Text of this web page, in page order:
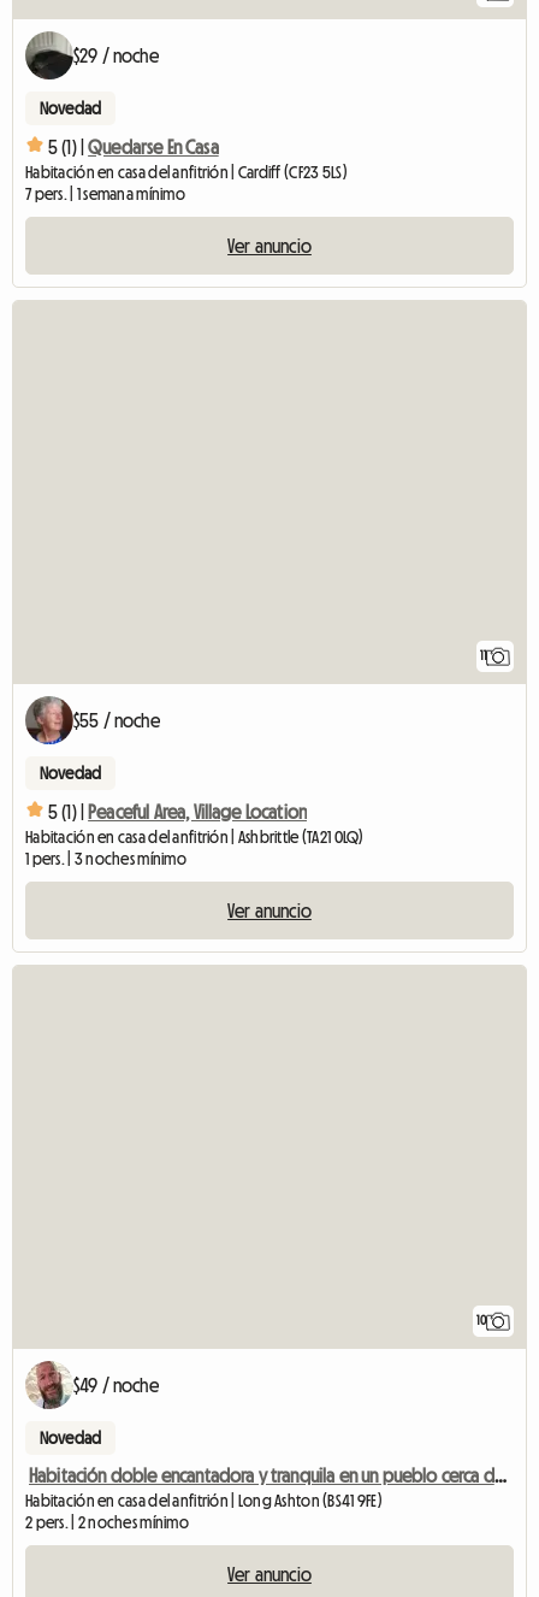
$29 / noche
Novedad
5 (1) | Quedarse En Casa
Habitación en casa del anfitrión | Cardiff (CF23 5LS)
7 pers. | 1 semana mínimo
Ver anuncio
11
$55 / noche
Novedad
5 (1) | Peaceful Area, Village Location
Habitación en casa del anfitrión | Ashbrittle (TA21 0LQ)
1 pers. | 3 noches mínimo
Ver anuncio
10
$49 / noche
Novedad
Habitación doble encantadora y tranquila en un pueblo cerca de Bristol
Habitación en casa del anfitrión | Long Ashton (BS41 9FE)
2 pers. | 2 noches mínimo
Ver anuncio